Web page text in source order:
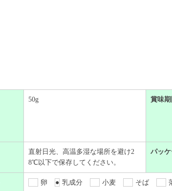
50g 賞味
直射日光、高温多湿な場所を避け2
8℃以下で保存してください。
パッ
卵 ● 乳成分 小麦 そば